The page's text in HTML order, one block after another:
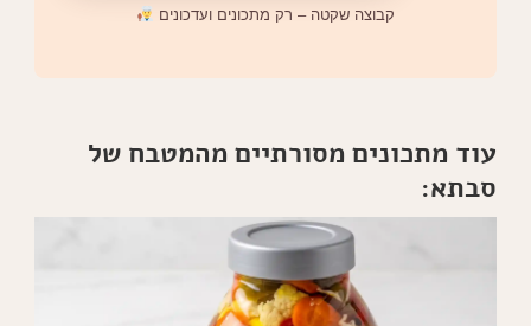
קבוצה שקטה – רק מתכונים ועדכונים
עוד מתכונים מסורתיים מהמטבח של
סבתא: